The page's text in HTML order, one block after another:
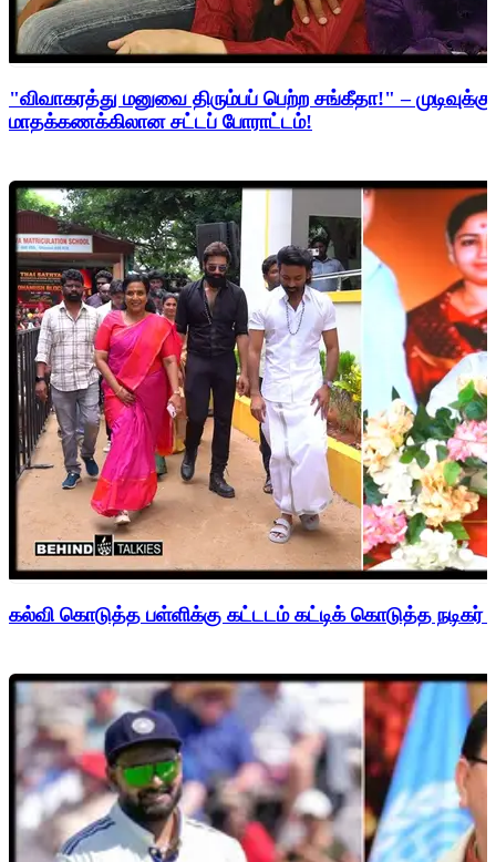
"விவாகரத்து மனுவை திரும்பப் பெற்ற சங்கீதா!" –
மாதக்கணக்கிலான சட்டப் போராட்டம்!
கல்வி கொடுத்த பள்ளிக்கு கட்டடம் கட்டிக் கொடுத்த நடிகர்